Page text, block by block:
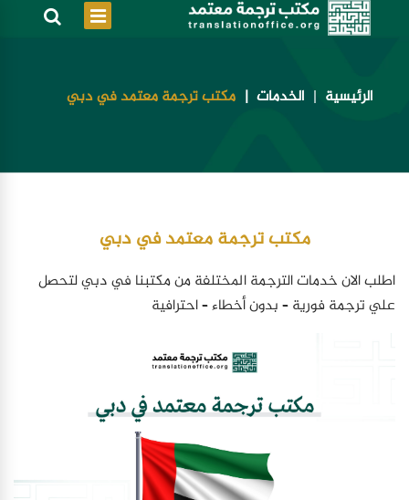
الرئيسية الخدمات مكتب ترجمة معتمد في دبي
مكتب ترجمة معتمد في دبي
اطلب الان خدمات الترجمة المختلفة من مكتبنا في دبي لتحصل
علي ترجمة فورية – بدون أخطاء – احترافية